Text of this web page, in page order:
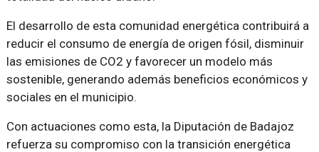
El desarrollo de esta comunidad energética contribuirá a
reducir el consumo de energía de origen fósil, disminuir
las emisiones de CO2 y favorecer un modelo más
sostenible, generando además beneficios económicos y
sociales en el municipio.
Con actuaciones como esta, la Diputación de Badajoz
refuerza su compromiso con la transición energética